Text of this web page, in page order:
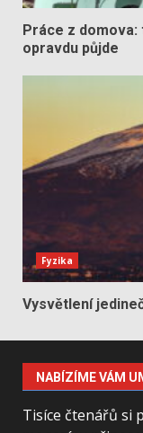
Práce z
opravdu půjde
Fyzika
Vysvětlení
NABÍZÍME VÁM
Tisíce čtenářů si